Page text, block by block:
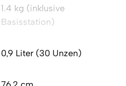
1.4 kg (inklusive
Basisstation)
0,9 Liter (30 Unzen)